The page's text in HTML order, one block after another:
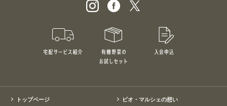
宅配サービス紹介 有機野菜のお試しセット
トップページ ビオ・マルシェの想い